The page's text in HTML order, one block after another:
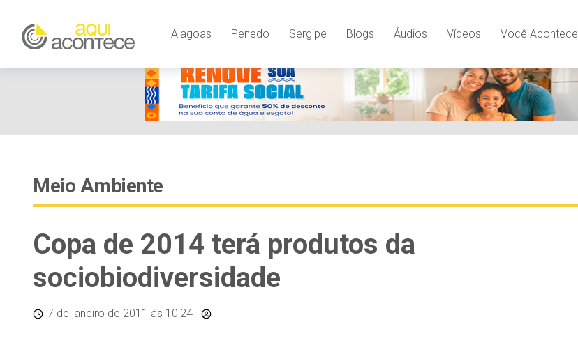
Alagoas Penedo Sergipe Blogs Áudios Vídeos Você Acontece
Meio Ambiente
Copa de 2014 terá produtos da
sociobiodiversidade
7 de janeiro de 2011 às 10:24